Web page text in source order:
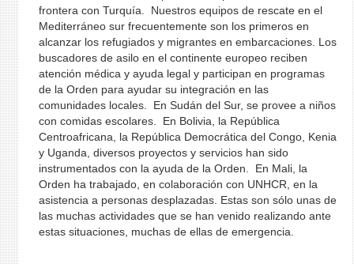
frontera con Turquía. Nuestros equipos de rescate en el
Mediterráneo sur frecuentemente son los primeros en
alcanzar los refugiados y migrantes en embarcaciones. Los
buscadores de asilo en el continente europeo reciben
atención médica y ayuda legal y participan en programas
de la Orden para ayudar su integración en las
comunidades locales. En Sudán del Sur, se provee a niños
con comidas escolares. En Bolivia, la República
Centroafricana, la República Democrática del Congo, Kenia
y Uganda, diversos proyectos y servicios han sido
instrumentados con la ayuda de la Orden. En Mali, la
Orden ha trabajado, en colaboración con UNHCR, en la
asistencia a personas desplazadas. Estas son sólo unas de
las muchas actividades que se han venido realizando ante
estas situaciones, muchas de ellas de emergencia.